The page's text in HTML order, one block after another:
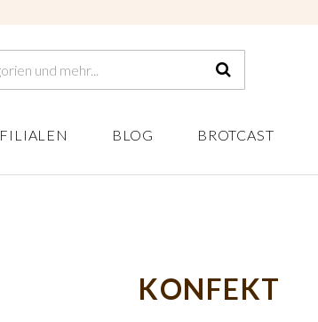
FILIALEN BLOG BROTCAST
KONFEKT